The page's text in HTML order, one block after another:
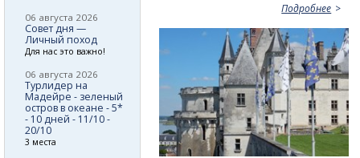
Подробнее
06 августа 2026
Совет дня —
Личный поход
Для нас это важно!
06 августа 2026
Турлидер на
Мадейре - зеленый
остров в океане - 5*
- 10 дней - 11/10 -
20/10
3 места